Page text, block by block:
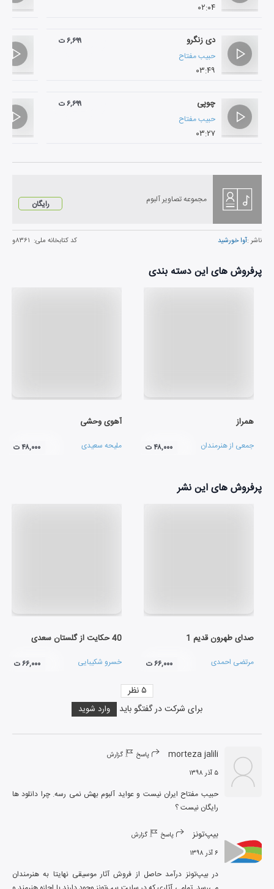
۰۲:۰۴
دی زنگرو
حبیب مفتاح
۰۳:۴۹
۶,۶۹۹ ت
چوپی
حبیب مفتاح
۰۳:۲۷
۶,۶۹۹ ت
مجموعه تصاویر آلبوم رایگان
ناشر :آوا خورشید کد کتابخانه ملی: ۸۳۶۱و
پرفروش های این دسته بندی
همراز
جمعی از هنرمندان ۴۸,۰۰۰ ت
آهوی وحشی
ملیحه سعیدی ۴۸,۰۰۰ ت
پرفروش های این نشر
صدای طهرون قدیم 1
مرتضی احمدی ۶۶,۰۰۰ ت
40 حکایت از گلستان سعدی
خسرو شکیبایی ۶۶,۰۰۰ ت
برای شرکت در گفتگو باید وارد شوید
۵نظر
morteza jalili پاسخ گزارش
۵ آذر ۱۳۹۸
حبیب مفتاح ایران نیست و عواید آلبوم بهش نمی رسه. چرا دانلود ها
رایگان نیست ؟
بیپ‌تونز پاسخ گزارش
۶ آذر ۱۳۹۸